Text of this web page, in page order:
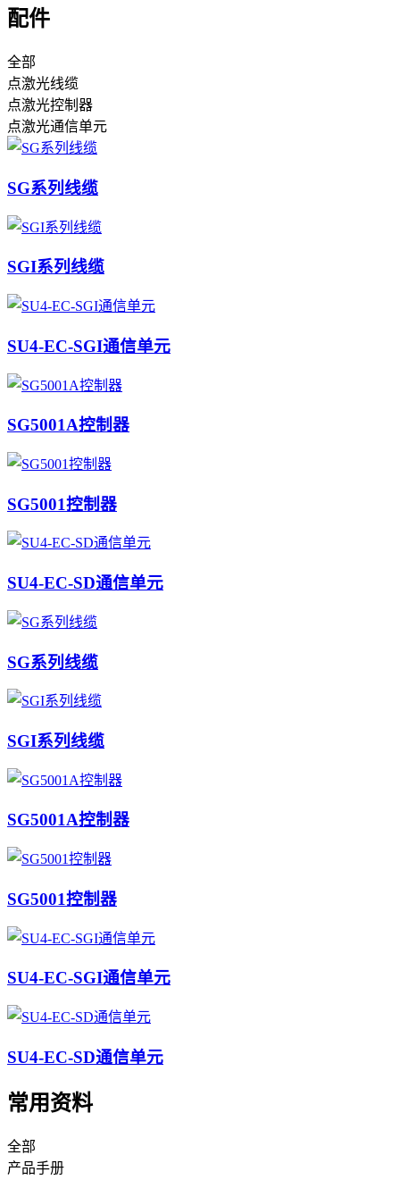
配件
全部
点激光线缆
点激光控制器
点激光通信单元
SG系列线缆
SGI系列线缆
SU4-EC-SGI通信单元
SG5001A控制器
SG5001控制器
SU4-EC-SD通信单元
SG系列线缆
SGI系列线缆
SG5001A控制器
SG5001控制器
SU4-EC-SGI通信单元
SU4-EC-SD通信单元
常用资料
全部
产品手册